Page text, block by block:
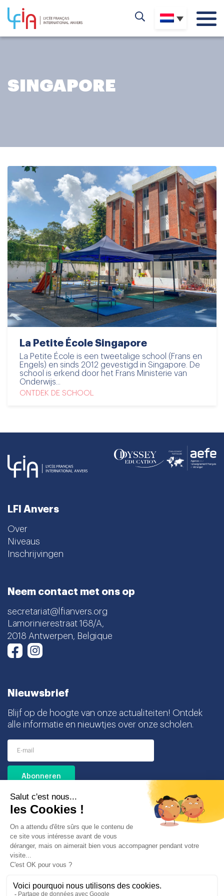
SINGAPORE
La Petite École Singapore
La Petite École is een tweetalige school (Frans en
Engels) en sinds 2012 gevestigd in Singapore. De
school is erkend door het Frans Ministerie van
Onderwijs...
ONTDEK DE SCHOOL
LFI Anvers
Over
Niveaus
Inschrijvingen
Neem contact met ons op
secretariat@lfianvers.org
Lamorinierestraat 168/A,
2018 Antwerpen, Belgique
Facebook
Instagram
Nieuwsbrief
Blijf op de hoogte van onze actualiteiten! Ontdek
alle informatie en nieuwtjes over onze scholen.
Ik ga akkoord met het ontvangen van deze
nieuwsbrief en begrijp dat ik mij op elk moment
gemakkelijk kan uitschrijven.